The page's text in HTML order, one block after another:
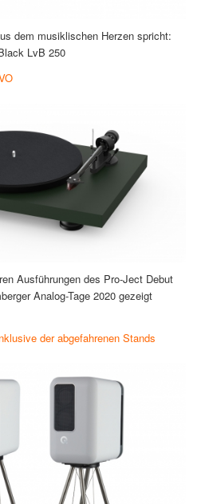
dem musiklischen Herzen spricht:
LvB 250
Ausführungen des Pro-Ject Debut
Analog-Tage 2020 gezeigt
der abgefahrenen Stands